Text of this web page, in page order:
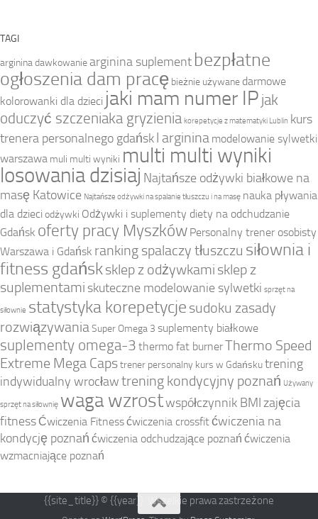
TAGI
arginina dawkowaniearginina suplement bezpłatne
ogłoszenia dam pracę bieżnie używane darmowe
kolorowanki dla dzieci jaki mam numer IP jak
oduczyć szczeniaka gryzienia korepetycje z matematyki Lublin kurs
trenera personalnego gdańskl arginina modelowanie sylwetki
warszawa muli multi wyniki multi multi wyniki
losowania dzisiaj Najtańsze odżywki białkowe na
masę Katowice Najtańsze odżywki na spalanie tłuszczu i na masę nauka pływania
dla dzieci odżywki Odżywki i suplementy diety na odchudzanie
Gdańsk oferty pracy Myszków Personalny trener osobisty
Warszawa i Gdańsk ranking spalaczy tłuszczu siłownia i
fitness gdańsksklep z odżywkami sklep z
suplementami skuteczne modelowanie sylwetki sprzęt na
siłownie statystyka korepetycje sudoku zasady
rozwiązywania Super Omega 3 suplementy białkowe
suplementy omega-3 thermo fat burnerThermo Speed
Extreme Mega Capstrener personalny kurs w Gdańskutrening
indywidualny wrocławtrening kondycyjny poznań Używany
sprzęt na siłownię waga wzrostwspółczynnik BMIzajęcia
fitness Ćwiczenia Fitnessćwiczenia crossfitćwiczenia na
kondycję poznań ćwiczenia odchudzające poznań ćwiczenia
wzmacniające poznań
{{site_title}} © {{year}}. Wszelkie prawa zastrzeżone